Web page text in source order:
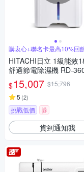
購衷心+聯名卡最高10%回
HITACHI日立 1級能效
舒適節電除濕機 RD-
$15,007 $15,796
5 (2)
挑戰低價 券
貨到通知我